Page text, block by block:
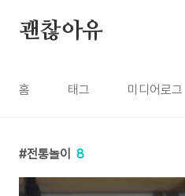
괜찮아유
홈 태그 미디어로그
전통놀이 8